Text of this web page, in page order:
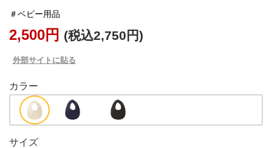
＃ベビー用品
2,500円 (税込2,750円)
外部サイトに貼る
カラー
サイズ